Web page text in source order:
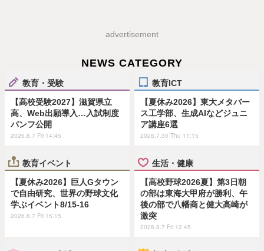
advertisement
NEWS CATEGORY
教育・受験
【高校受験2027】滋賀県立
高、Web出願導入…入試制度
パンフ公開
2026.8.7 Fri 14:45
教育ICT
【夏休み2026】東大メタバー
ス工学部、生成AIなどジュニ
ア講座6選
2026.7.30 Thu 11:15
教育イベント
【夏休み2026】巨人Gタウン
で自由研究、世界の野球文化
学ぶイベント8/15-16
2026.8.7 Fri 15:15
生活・健康
【高校野球2026夏】第3日朝
の部は東海大甲府が勝利、午
後の部で八幡商と健大高崎が
激突
2026.8.7 Fri 12:45